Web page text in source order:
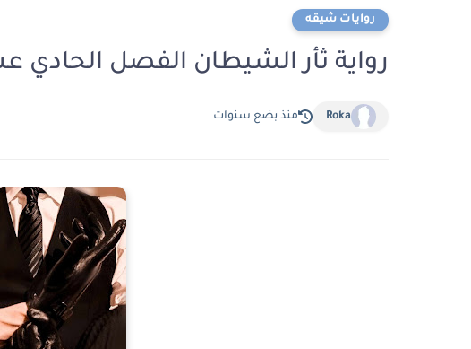
روايات شيقه
رواية ثأر الشيطان الفصل الحادي عشر 11 بقلم سارة
Roka منذ بضع سنوات